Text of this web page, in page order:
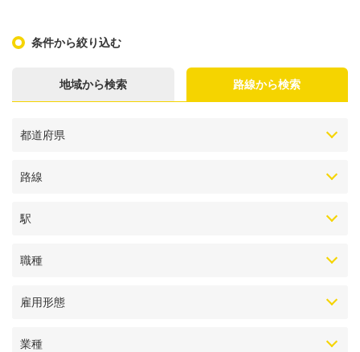
条件から絞り込む
地域から検索 路線から検索
都道府県
路線
駅
職種
雇用形態
業種